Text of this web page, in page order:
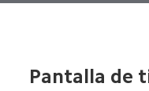
Pantalla de